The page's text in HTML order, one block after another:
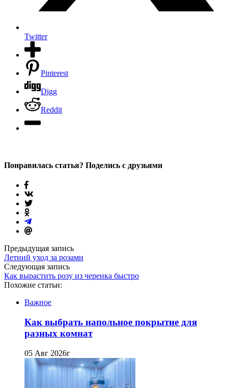
Twitter
Pinterest
Digg
Reddit
Понравилась статья? Поделись с друзьями
Предыдущая запись
Летний уход за розами
Следующая запись
Как вырастить розу из черенка быстро
Похожие статьи:
Важное
Как выбрать напольное покрытие для
разных комнат
05 Авг 2026г